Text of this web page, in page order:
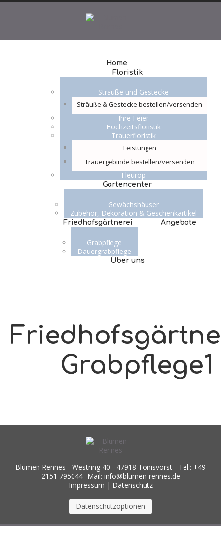
Home
Floristik
Sträuße und Gestecke
Sträuße & Gestecke bestellen/versenden
Ihre Feier
Hochzeitsfloristik
Trauerfloristik
Leistungen
Trauergebinde bestellen/versenden
Fleurop
Gartencenter
Gewächshäuser
Zubehör, Dekoration & Geschenkartikel
Friedhofsgärtnerei
Grabpflege
Dauergrabpflege
Angebote
Über uns
Grabpflege1
Blumen Rennes - Westring 40 - 47918 Tönisvorst - Tel.: +49
2151 795044- Mail: info@blumen-rennes.de
Impressum | Datenschutz
Datenschutzoptionen